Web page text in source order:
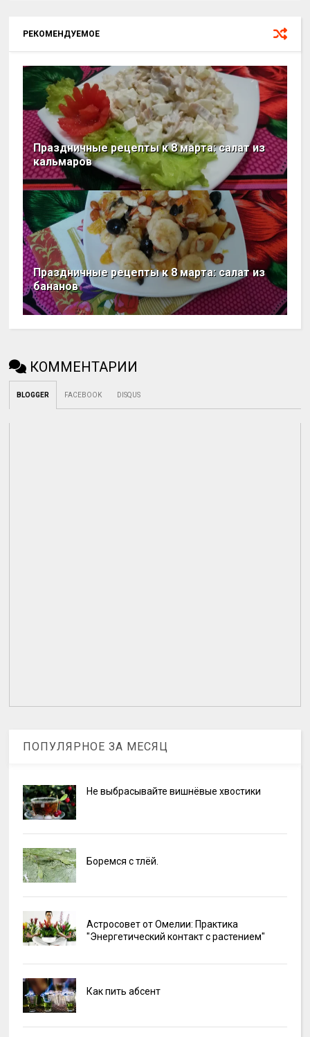
РЕКОМЕНДУЕМОЕ
Праздничные рецепты к 8 марта: салат из
кальмаров
Праздничные рецепты к 8 марта: салат из
бананов
КОММЕНТАРИИ
BLOGGER FACEBOOK DISQUS
ПОПУЛЯРНОЕ ЗА МЕСЯЦ
Не выбрасывайте вишнёвые хвостики
Боремся с тлёй.
Астросовет от Омелии: Практика
"Энергетический контакт с растением"
Как пить абсент